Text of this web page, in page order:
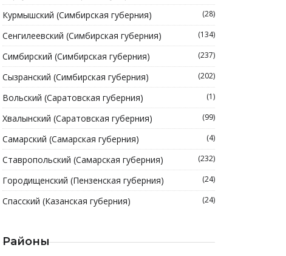
Курмышский (Симбирская губерния) (28)
Сенгилеевский (Симбирская губерния) (134)
Симбирский (Симбирская губерния) (237)
Сызранский (Симбирская губерния) (202)
Вольский (Саратовская губерния) (1)
Хвалынский (Саратовская губерния) (99)
Самарский (Самарская губерния) (4)
Ставропольский (Самарская губерния) (232)
Городищенский (Пензенская губерния) (24)
Спасский (Казанская губерния) (24)
Районы